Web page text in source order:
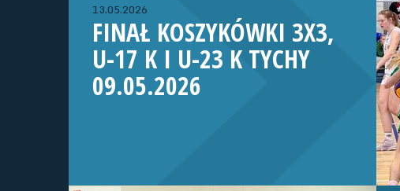
13.05.2026
FINAŁ KOSZYKÓWKI 3X3,
U-17 K I U-23 K TYCHY
09.05.2026